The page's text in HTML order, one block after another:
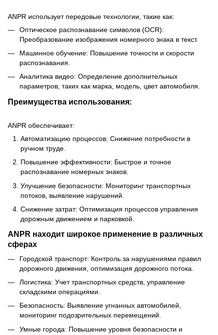
ANPR использует передовые технологии, такие как:
Оптическое распознавание символов (OCR):
Преобразование изображения номерного знака в текст.
Машинное обучение: Повышение точности и скорости
распознавания.
Аналитика видео: Определение дополнительных
параметров, таких как марка, модель, цвет автомобиля.
Преимущества использования:
ANPR обеспечивает:
Автоматизацию процессов: Снижение потребности в
ручном труде.
Повышение эффективности: Быстрое и точное
распознавание номерных знаков.
Улучшение безопасности: Мониторинг транспортных
потоков, выявление нарушений.
Снижение затрат: Оптимизация процессов управления
дорожным движением и парковкой.
ANPR находит широкое применение в различных
сферах
Городской транспорт: Контроль за нарушениями правил
дорожного движения, оптимизация дорожного потока.
Логистика: Учет транспортных средств, управление
складскими операциями.
Безопасность: Выявление угнанных автомобилей,
мониторинг подозрительных перемещений.
Умные города: Повышение уровня безопасности и